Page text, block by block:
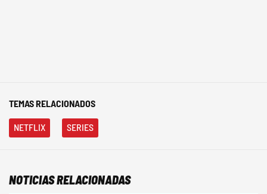
TEMAS RELACIONADOS
NETFLIX SERIES
NOTICIAS RELACIONADAS